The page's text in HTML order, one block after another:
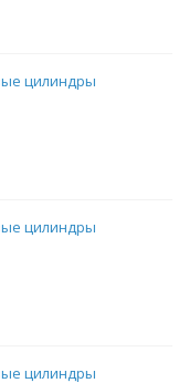
цилиндры
цилиндры
цилиндры